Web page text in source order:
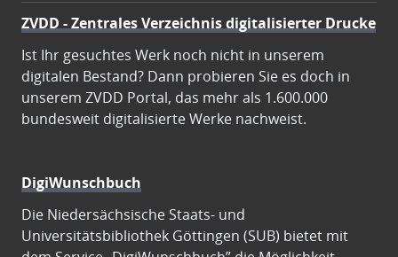
ZVDD - Zentrales Verzeichnis digitalisierter Drucke
Ist Ihr gesuchtes Werk noch nicht in unserem
digitalen Bestand? Dann probieren Sie es doch in
unserem ZVDD Portal, das mehr als 1.600.000
bundesweit digitalisierte Werke nachweist.
DigiWunschbuch
Die Niedersächsische Staats- und
Universitätsbibliothek Göttingen (SUB) bietet mit